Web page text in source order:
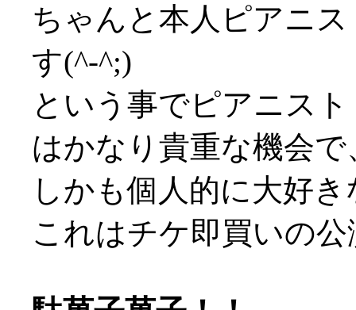
ちゃんと本人ピアニ
す(^-^;)
という事でピアニス
はかなり貴重な機会で
しかも個人的に大好
これはチケ即買いの